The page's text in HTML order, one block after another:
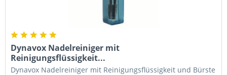
Dynavox Nadelreiniger mit
Reinigungsflüssigkeit...
Dynavox Nadelreiniger mit Reinigungsflüssigkeit und Bürste